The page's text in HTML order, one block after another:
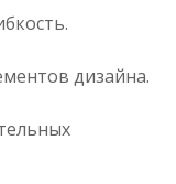
дизайна.